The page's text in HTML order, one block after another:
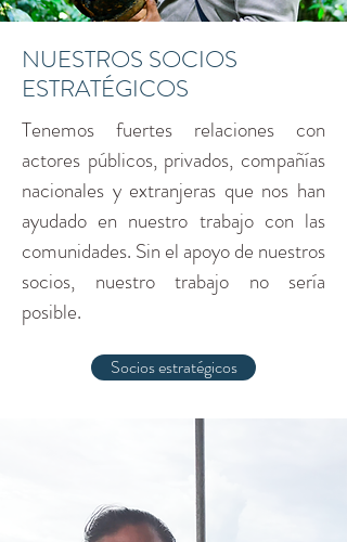
NUESTROS SOCIOS
ESTRATÉGICOS
Tenemos fuertes relaciones con
actores públicos, privados, compañías
nacionales y extranjeras que nos han
ayudado en nuestro trabajo con las
comunidades. Sin el apoyo de nuestros
socios, nuestro trabajo no sería
posible.
Socios estratégicos